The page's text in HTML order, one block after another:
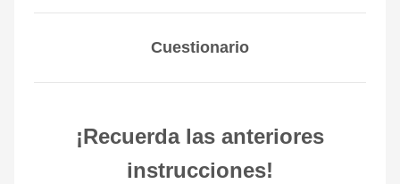
Cuestionario
¡Recuerda las anteriores
instrucciones!